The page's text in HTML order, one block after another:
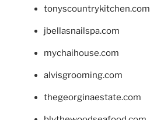
tonyscountrykitchen.com
jbellasnailspa.com
mychaihouse.com
alvisgrooming.com
thegeorginaestate.com